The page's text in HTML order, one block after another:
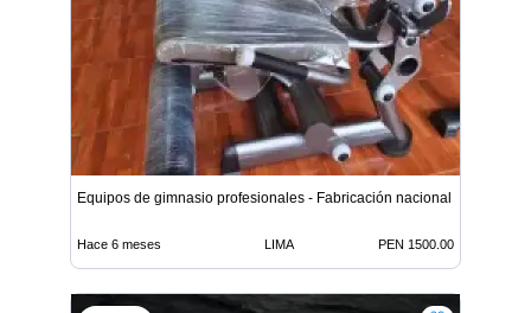
Equipos de gimnasio profesionales - Fabricación nacional
Hace 6 meses LIMA PEN 1500.00